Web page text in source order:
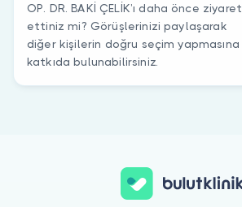
OP. DR. BAKİ ÇELİK’ı daha önce ziyaret
ettiniz mi? Görüşlerinizi paylaşarak
diğer kişilerin doğru seçim yapmasına
katkıda bulunabilirsiniz.